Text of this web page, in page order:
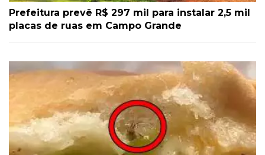
Prefeitura prevê R$ 297 mil para instalar 2,5 mil
placas de ruas em Campo Grande